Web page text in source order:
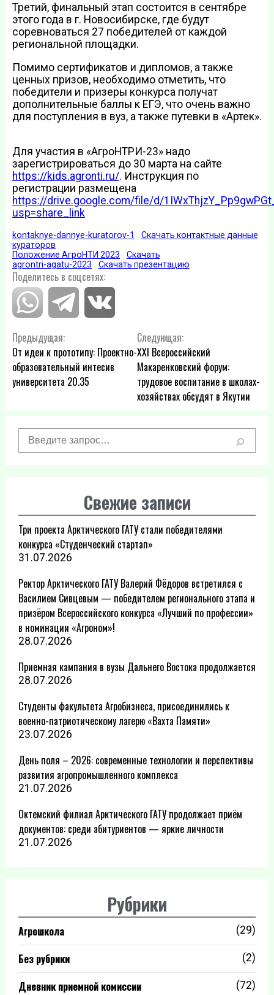
Третий, финальный этап состоится в сентябре
этого года в г. Новосибирске, где будут
соревноваться 27 победителей от каждой
региональной площадки.
Помимо сертификатов и дипломов, а также
ценных призов, необходимо отметить, что
победители и призеры конкурса получат
дополнительные баллы к ЕГЭ, что очень важно
для поступления в вуз, а также путевки в «Артек».
Для участия в «АгроНТРИ-23» надо
зарегистрироваться до 30 марта на сайте
https://kids.agronti.ru/. Инструкция по
регистрации размещена
https://drive.google.com/file/d/
usp=share_link
kontaknye-dannye-kuratorov-1
Скачать контактные данные
кураторов
Положение АгроНТИ 2023
Скачать
agrontri-agatu-2023
Скачать презентацию
Поделитесь в соцсетях:
Навигация
по
записям
Предыдущая:
От идеи к прототипу: Проектно-
образовательный интесив
университета 20.35
Следующая:
XXI Всероссийский
Макаренковский форум:
трудовое воспитание в школах-
хозяйствах обсудят в Якутии
Свежие записи
Три проекта Арктического ГАТУ стали победителями
конкурса «Студенческий стартап»
31.07.2026
Ректор Арктического ГАТУ Валерий Фёдоров встретился с
Василием Сивцевым — победителем регионального этапа и
призёром Всероссийского конкурса «Лучший по профессии»
в номинации «Агроном»!
28.07.2026
Приемная кампания в вузы Дальнего Востока продолжается
28.07.2026
Студенты факультета Агробизнеса, присоединились к
военно-патриотическому лагерю «Вахта Памяти»
23.07.2026
День поля – 2026: современные технологии и перспективы
развития агропромышленного комплекса
21.07.2026
Октемский филиал Арктического ГАТУ продолжает приём
документов: среди абитуриентов — яркие личности
21.07.2026
Рубрики
Агрошкола (29)
Без рубрики (2)
Дневник приемной комиссии (72)